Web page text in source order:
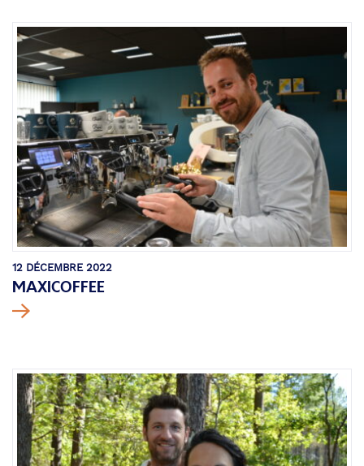
12 DÉCEMBRE 2022
MAXICOFFEE